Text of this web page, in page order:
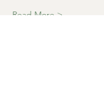
Read More >